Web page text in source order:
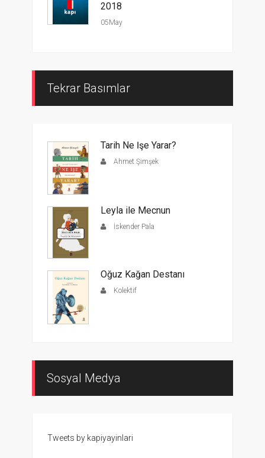
2018
05May
Tekrar Basımlar
Tarih Ne İşe Yarar?
Ahmet Şimşek
Leyla ile Mecnun
İskender Pala
Oğuz Kağan Destanı
Kolektif
Sosyal Medya
Tweets by kapiyayinlari